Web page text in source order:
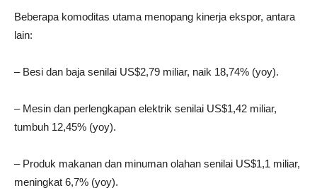
Beberapa komoditas utama menopang kinerja ekspor, antara
lain:
– Besi dan baja senilai US$2,79 miliar, naik 18,74% (yoy).
– Mesin dan perlengkapan elektrik senilai US$1,42 miliar,
tumbuh 12,45% (yoy).
– Produk makanan dan minuman olahan senilai US$1,1 miliar,
meningkat 6,7% (yoy).